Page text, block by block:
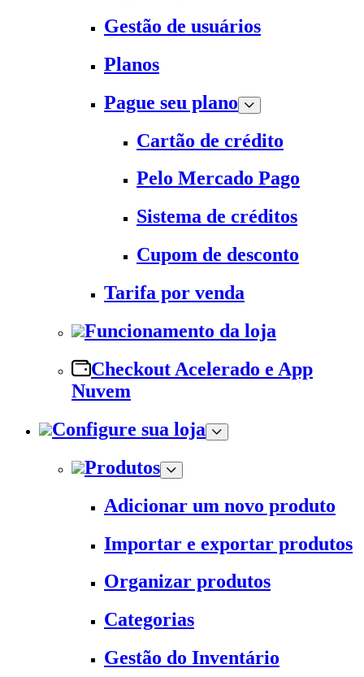
Gestão de usuários
Planos
Pague seu plano
Cartão de crédito
Pelo Mercado Pago
Sistema de créditos
Cupom de desconto
Tarifa por venda
Funcionamento da loja
Checkout Acelerado e App
Nuvem
Configure sua loja
Produtos
Adicionar um novo produto
Importar e exportar produtos
Organizar produtos
Categorias
Gestão do Inventário